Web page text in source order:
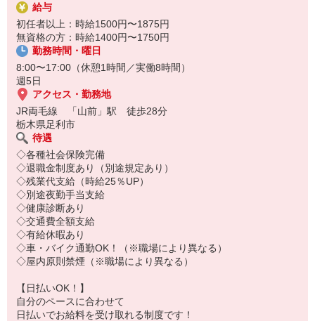
給与
初任者以上：時給1500円〜1875円
無資格の方：時給1400円〜1750円
勤務時間・曜日
8:00〜17:00（休憩1時間／実働8時間）
週5日
アクセス・勤務地
JR両毛線 「山前」駅 徒歩28分
栃木県足利市
待遇
◇各種社会保険完備
◇退職金制度あり（別途規定あり）
◇残業代支給（時給25％UP）
◇別途夜勤手当支給
◇健康診断あり
◇交通費全額支給
◇有給休暇あり
◇車・バイク通勤OK！（※職場により異なる）
◇屋内原則禁煙（※職場により異なる）
【日払いOK！】
自分のペースに合わせて
日払いでお給料を受け取れる制度です！